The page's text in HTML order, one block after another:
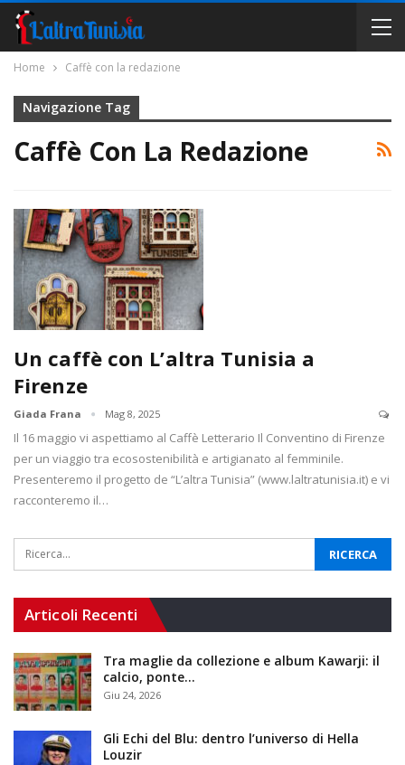
Home Caffè con la redazione
Navigazione Tag
Caffè Con La Redazione
Un caffè con L’altra Tunisia a
Firenze
Giada Frana Mag 8, 2025
Il 16 maggio vi aspettiamo al Caffè Letterario Il Conventino di Firenze
per un viaggio tra ecosostenibilità e artigianato al femminile.
Presenteremo il progetto de “L’altra Tunisia” (www.laltratunisia.it) e vi
racconteremo il…
Articoli Recenti
Tra maglie da collezione e album Kawarji: il
calcio, ponte…
Giu 24, 2026
Gli Echi del Blu: dentro l’universo di Hella
Louzir